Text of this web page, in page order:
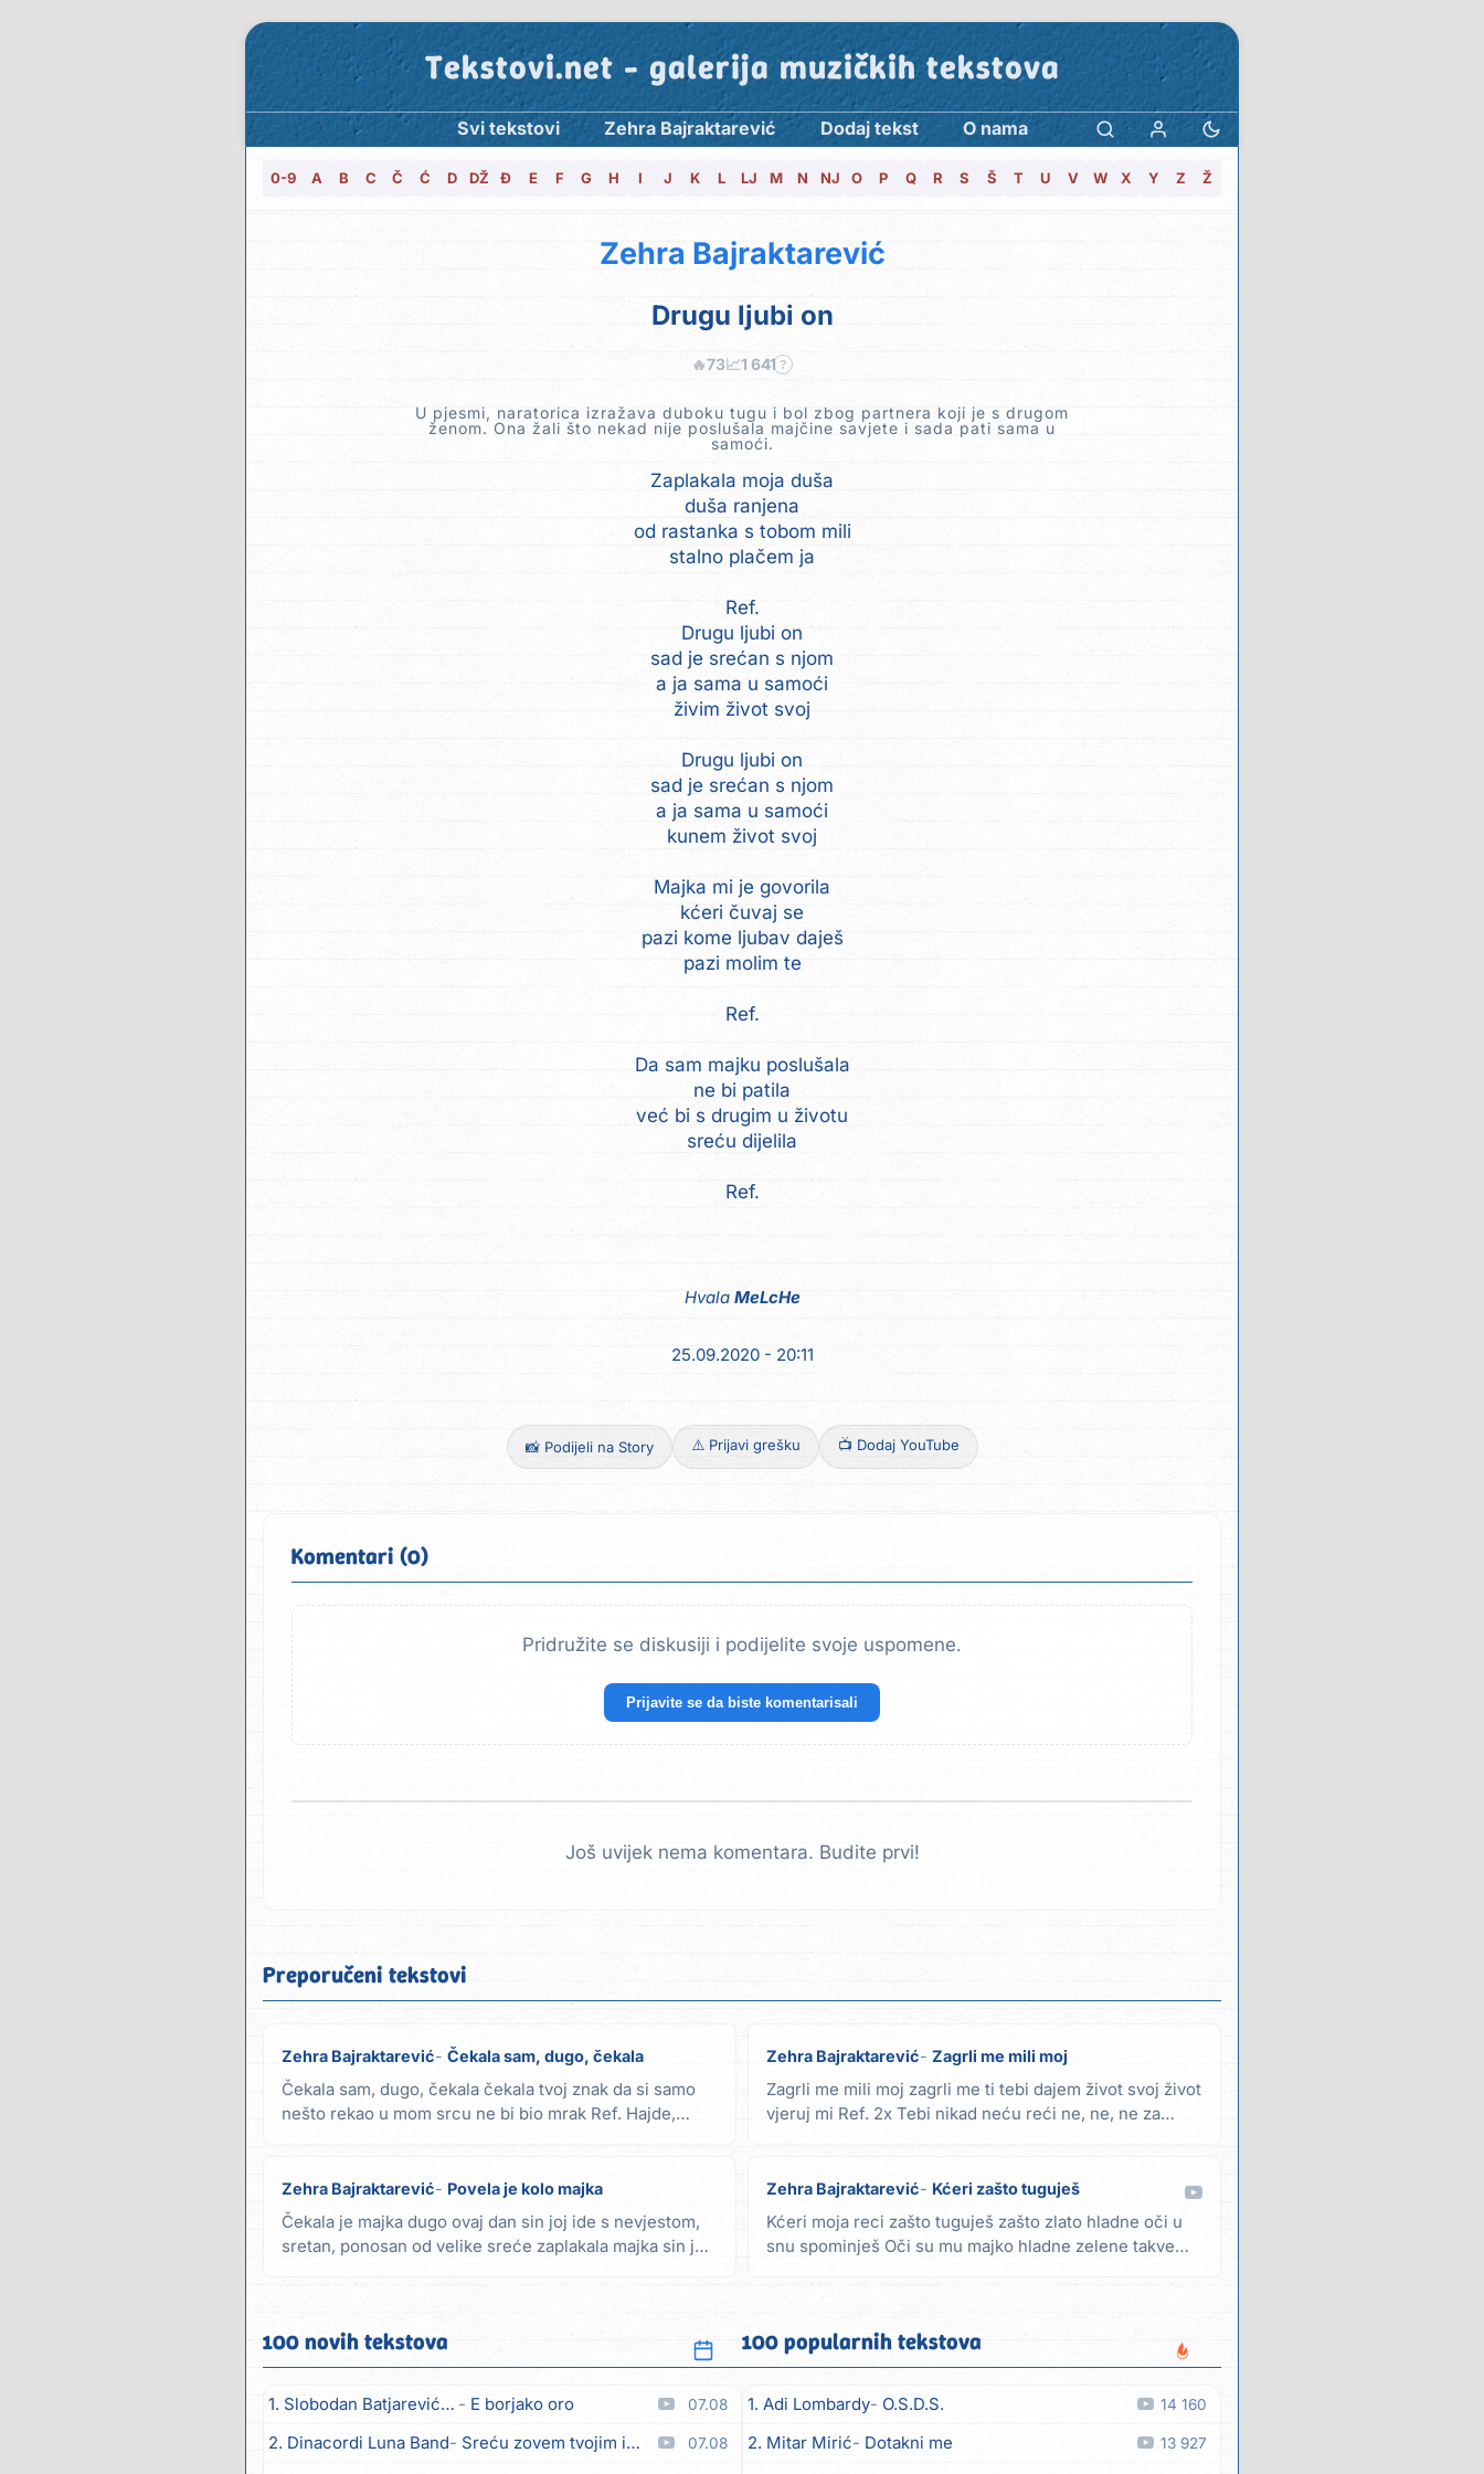
Tekstovi.net - galerija muzičkih tekstova
Svi tekstovi Zehra Bajraktarević Dodaj tekst O nama
0-9 A B C Č Ć D DŽ Đ E F G H I J K L LJ M N NJ O P Q R S Š T U V W X Y Z Ž
Zehra Bajraktarević
Drugu ljubi on
🔥73📈1 641 ?
U pjesmi, naratorica izražava duboku tugu i bol zbog partnera koji je s drugom
ženom. Ona žali što nekad nije poslušala majčine savjete i sada pati sama u
samoći.
Zaplakala moja duša
duša ranjena
od rastanka s tobom mili
stalno plačem ja
Ref.
Drugu ljubi on
sad je srećan s njom
a ja sama u samoći
živim život svoj
Drugu ljubi on
sad je srećan s njom
a ja sama u samoći
kunem život svoj
Majka mi je govorila
kćeri čuvaj se
pazi kome ljubav daješ
pazi molim te
Ref.
Da sam majku poslušala
ne bi patila
već bi s drugim u životu
sreću dijelila
Ref.
Hvala MeLcHe
25.09.2020 - 20:11
📸 Podijeli na Story ⚠️ Prijavi grešku 📺 Dodaj YouTube
Komentari (0)
Pridružite se diskusiji i podijelite svoje uspomene.
Prijavite se da biste komentarisali
Još uvijek nema komentara. Budite prvi!
Preporučeni tekstovi
Zehra Bajraktarević Čekala sam, dugo, čekala
Čekala sam, dugo, čekala čekala tvoj znak da si samo
nešto rekao u mom srcu ne bi bio mrak Ref. Hajde,
Zehra Bajraktarević Zagrli me mili moj
Zagrli me mili moj zagrli me ti tebi dajem život svoj život
vjeruj mi Ref. 2x Tebi nikad neću reći ne, ne, ne za
Zehra Bajraktarević Povela je kolo majka
Čekala je majka dugo ovaj dan sin joj ide s nevjestom,
sretan, ponosan od velike sreće zaplakala majka sin joj
Zehra Bajraktarević Kćeri zašto tuguješ
Kćeri moja reci zašto tuguješ zašto zlato hladne oči u
snu spominješ Oči su mu majko hladne zelene takve
100 novih tekstova
1. Slobodan Batjarević Čobe E borjako oro 07.08
2. Dinacordi Luna Band Sreću zovem tvojim imenom (feat. Kristina Smetko) 07.08
100 popularnih tekstova
1. Adi Lombardy O.S.D.S. 14 160
2. Mitar Mirić Dotakni me 13 927